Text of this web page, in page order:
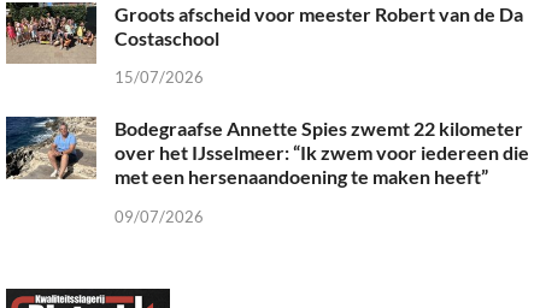
Groots afscheid voor meester Robert van de Da
Costaschool
15/07/2026
Bodegraafse Annette Spies zwemt 22 kilometer
over het IJsselmeer: “Ik zwem voor iedereen die
met een hersenaandoening te maken heeft”
09/07/2026